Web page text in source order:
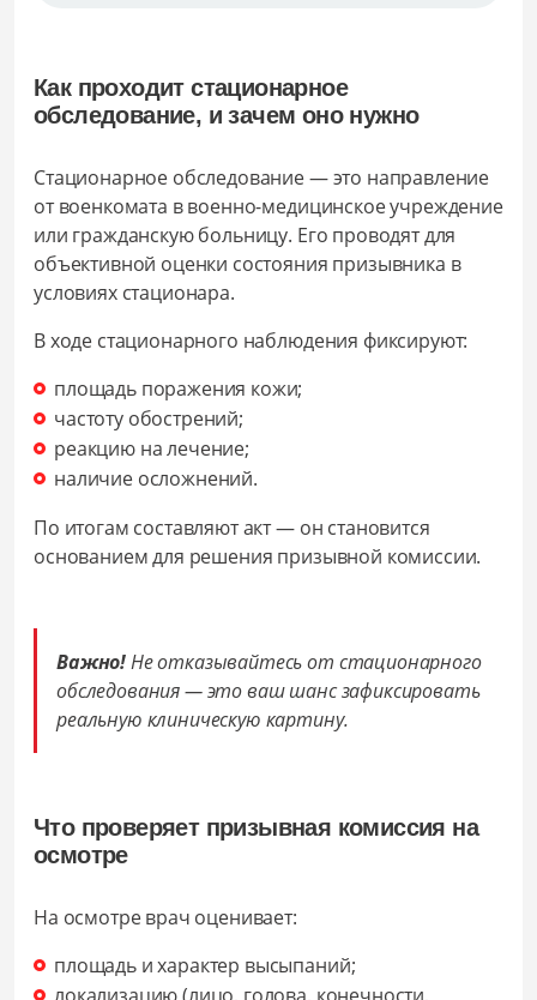
Как проходит стационарное
обследование, и зачем оно нужно
Стационарное обследование — это направление
от военкомата в военно-медицинское учреждение
или гражданскую больницу. Его проводят для
объективной оценки состояния призывника в
условиях стационара.
В ходе стационарного наблюдения фиксируют:
площадь поражения кожи;
частоту обострений;
реакцию на лечение;
наличие осложнений.
По итогам составляют акт — он становится
основанием для решения призывной комиссии.
Важно!Не отказывайтесь от стационарного
обследования — это ваш шанс зафиксировать
реальную клиническую картину.
Что проверяет призывная комиссия на
осмотре
На осмотре врач оценивает:
площадь и характер высыпаний;